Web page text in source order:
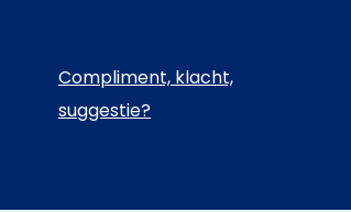
Compliment, klacht,
suggestie?